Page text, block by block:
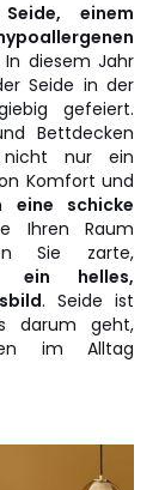
Seide, einem
diesem Jahr
Seide in der
gefeiert.
Bettdecken
nicht nur ein
Komfort und
eine schicke
Ihren Raum
Sie zarte,
ein helles,
. Seide ist
darum geht,
im Alltag